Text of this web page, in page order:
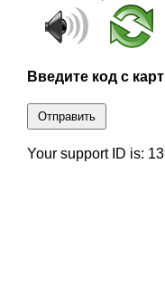
Введите код с
Отправить
Your support ID is: